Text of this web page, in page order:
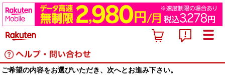
ご希望の内容をお選びいただき、次へとお進み下さい。